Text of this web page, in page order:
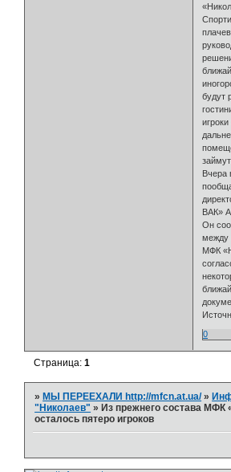
будут
Вчера
ВАК»
Он
между
МФК
0
Страница:1
»МЫ ПЕРЕЕХАЛИ http://mfcn.at.ua/ »
"Николаев" »Из прежнего состава МФК
осталось пятеро игроков